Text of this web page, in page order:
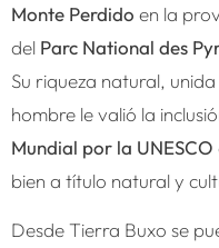
Monte Perdido en la
del Parc National des
Su riqueza natural,
hombre le valió la
Mundial por la UNESCO
bien a título natural y
Desde Tierra Buxo se